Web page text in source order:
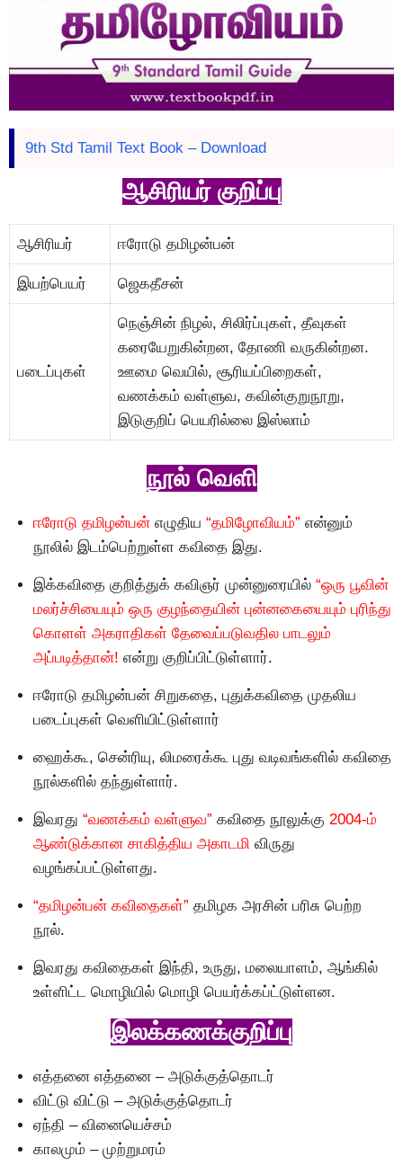
9th Std Tamil Text Book – Download
ஆசிரியர் குறிப்பு
ஆசிரியர் ஈரோடு தமிழன்பன்
இயற்பெயர் ஜெகதீசன்
படைப்புகள்
நெஞ்சின் நிழல், சிலிர்ப்புகள், தீவுகள்
கரையேறுகின்றன, தோணி வருகின்றன.
ஊமை வெயில், சூரியப்பிறைகள்,
வணக்கம் வள்ளுவ, கவின்குறுநூறு,
இடுகுறிப் பெயரில்லை இஸ்லாம்
நூல் வெளி
ஈரோடு தமிழன்பன் எழுதிய “தமிழோவியம்” என்னும்
நூலில் இடம்பெற்றுள்ள கவிதை இது.
இக்கவிதை குறித்துக் கவிஞர் முன்னுரையில் “ஒரு பூவின்
மலர்ச்சியையும் ஒரு குழந்தையின் புன்னகையையும் புரிந்து
கொளள் அகராதிகள் தேவைப்படுவதில பாடலும்
அப்படித்தான்! என்று குறிப்பிட்டுள்ளார்.
ஈரோடு தமிழன்பன் சிறுகதை, புதுக்கவிதை முதலிய
படைப்புகள் வெளியிட்டுள்ளார்
ஹைக்கூ, சென்ரியு, லிமரைக்கூ புது வடிவங்களில் கவிதை
நூல்களில் தந்துள்ளார்.
இவரது “வணக்கம் வள்ளுவ” கவிதை நூலுக்கு 2004-ம்
ஆண்டுக்கான சாகித்திய அகாடமி விருது
வழங்கப்பட்டுள்ளது.
“தமிழன்பன் கவிதைகள்” தமிழக அரசின் பரிசு பெற்ற
நூல்.
இவரது கவிதைகள் இந்தி, உருது, மலையாளம், ஆங்கில்
உள்ளிட்ட மொழியில் மொழி பெயர்க்கப்ட்டுள்ளன.
இலக்கணக்குறிப்பு
எத்தனை எத்தனை – அடுக்குத்தொடர்
விட்டு விட்டு – அடுக்குத்தொடர்
ஏந்தி – வினையெச்சம்
காலமும் – முற்றுமரம்